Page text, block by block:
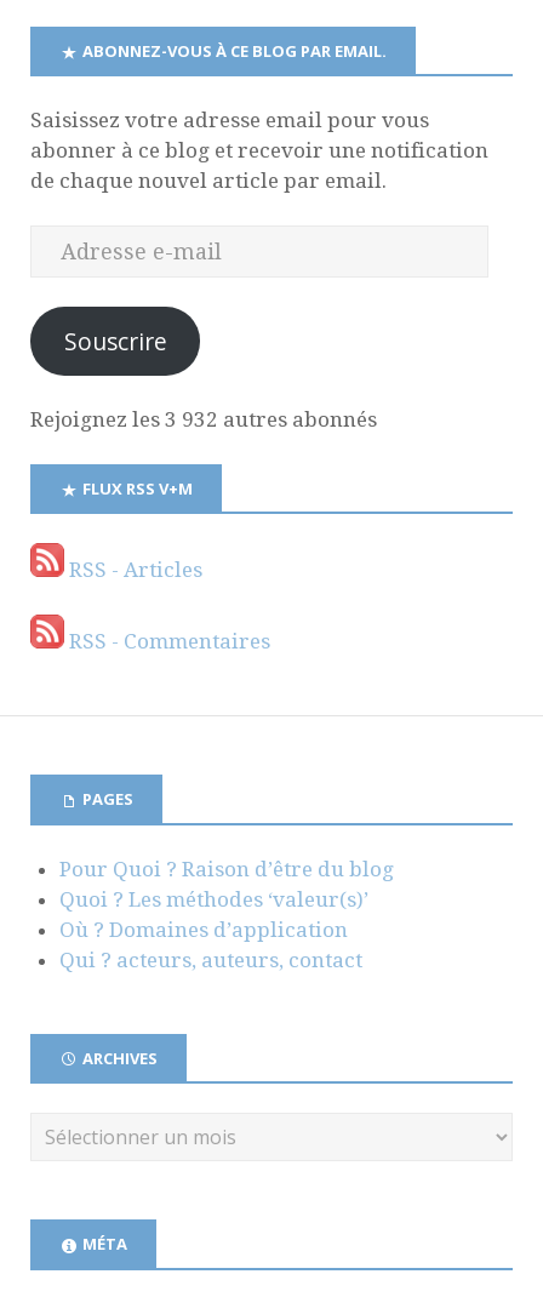
ABONNEZ-VOUS À CE BLOG PAR EMAIL.
Saisissez votre adresse email pour vous
abonner à ce blog et recevoir une notification
de chaque nouvel article par email.
Souscrire
Rejoignez les 3 932 autres abonnés
FLUX RSS V+M
RSS - Articles
RSS - Commentaires
PAGES
Pour Quoi ? Raison d’être du blog
Quoi ? Les méthodes ‘valeur(s)’
Où ? Domaines d’application
Qui ? acteurs, auteurs, contact
ARCHIVES
MÉTA